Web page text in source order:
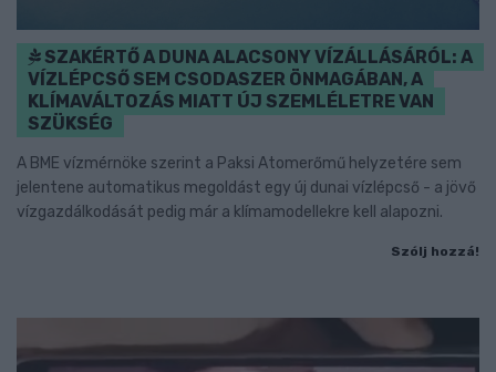
SZAKÉRTŐ A DUNA ALACSONY VÍZÁLLÁSÁRÓL: A
VÍZLÉPCSŐ SEM CSODASZER ÖNMAGÁBAN, A
KLÍMAVÁLTOZÁS MIATT ÚJ SZEMLÉLETRE VAN
SZÜKSÉG
A BME vízmérnöke szerint a Paksi Atomerőmű helyzetére sem
jelentene automatikus megoldást egy új dunai vízlépcső - a jövő
vízgazdálkodását pedig már a klímamodellekre kell alapozni.
Szólj hozzá!